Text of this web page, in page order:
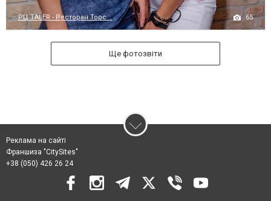
РЦ TALER - Ресторан Торс... 65
Ще фотозвіти
Реклама на сайті
Франшиза "CitySites"
+38 (050) 426 26 24